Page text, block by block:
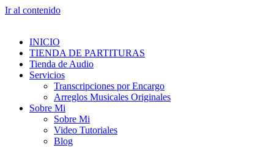
Ir al contenido
INICIO
TIENDA DE PARTITURAS
Tienda de Audio
Servicios
Transcripciones por Encargo
Arreglos Musicales Originales
Sobre Mi
Sobre Mi
Video Tutoriales
Blog